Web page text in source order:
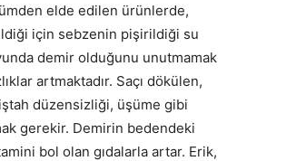
elde edilen ürünlerde,
için sebzenin pişirildiği su
demir olduğunu unutmamak
artmaktadır. Saçı dökülen,
düzensizliği, üşüme gibi
gerekir. Demirin bedendeki
bol olan gıdalarla artar. Erik,